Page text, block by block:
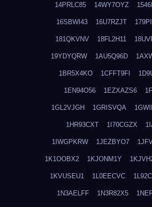
14PRLC85 14WY7OYZ
16SBWI43 16U7RZJT
181QKVNV 18FL2H11
19YDYQRW 1AU5Q96D
1BR5X4KO 1CFFT9FI
1EN94O56 1EZXAZS6
1GL2VJGH 1GRISVQA
1HR93CXT 1I70CGZX
1IWGPKRW 1JEZBYO7
1K1OOBX2 1KJONM1Y
1KVUSEU1 1L0EECVC
1N3AELFF 1N3R82X5